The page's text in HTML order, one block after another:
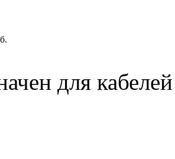
для